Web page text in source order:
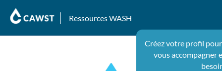
Ressources WASH
Créez votre profil
vous accompagner